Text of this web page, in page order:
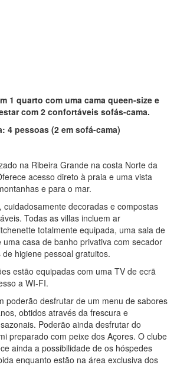
1 quarto com uma cama queen-size e
com 2 confortáveis sofás-cama.
4 pessoas (2 em sofá-cama)
na Ribeira Grande na costa Norte da
acesso direto à praia e uma vista
e para o mar.
cuidadosamente decoradas e compostas
Todas as villas incluem ar
totalmente equipada, uma sala de
casa de banho privativa com secador
higiene pessoal gratuitos.
estão equipadas com uma TV de ecrã
a WI-FI.
poderão desfrutar de um menu de sabores
obtidos através da frescura e
Poderão ainda desfrutar do
preparado com peixe dos Açores. O clube
ainda a possibilidade de os hóspedes
enquanto estão na área exclusiva dos